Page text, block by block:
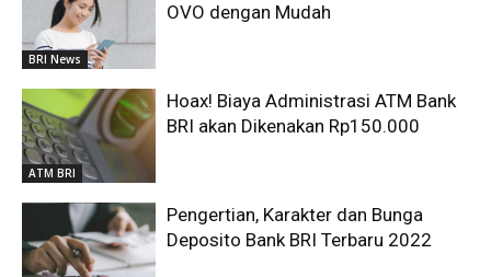
BRI News
OVO dengan Mudah
ATM BRI
Hoax! Biaya Administrasi ATM Bank
BRI akan Dikenakan Rp150.000
Pengertian, Karakter dan Bunga
Deposito Bank BRI Terbaru 2022